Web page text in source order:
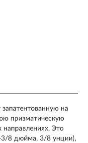
на
призматическую
направлениях. Это
3/8 дюйма, 3/8 унции),